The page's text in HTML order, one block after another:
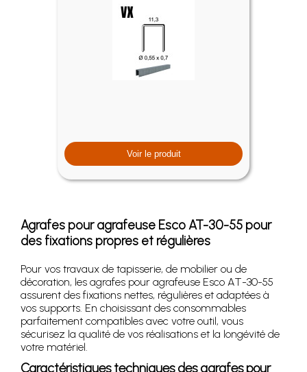
Voir le produit
Agrafes pour agrafeuse Esco AT-30-55 pour
des fixations propres et régulières
Pour vos travaux de tapisserie, de mobilier ou de
décoration, les agrafes pour agrafeuse Esco AT-30-55
assurent des fixations nettes, régulières et adaptées à
vos supports. En choisissant des consommables
parfaitement compatibles avec votre outil, vous
sécurisez la qualité de vos réalisations et la longévité de
votre matériel.
Caractéristiques techniques des agrafes pour